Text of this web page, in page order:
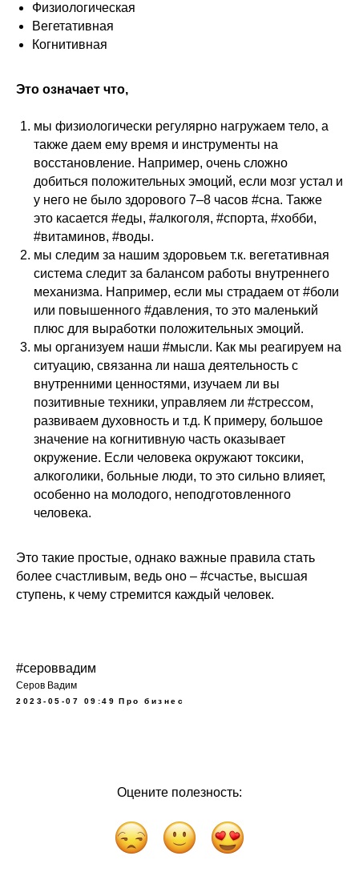
Физиологическая
Вегетативная
Когнитивная
Это означает что,
мы физиологически регулярно нагружаем тело, а
также даем ему время и инструменты на
восстановление. Например, очень сложно
добиться положительных эмоций, если мозг устал и
у него не было здорового 7–8 часов #сна. Также
это касается #еды, #алкоголя, #спорта, #хобби,
#витаминов, #воды.
мы следим за нашим здоровьем т.к. вегетативная
система следит за балансом работы внутреннего
механизма. Например, если мы страдаем от #боли
или повышенного #давления, то это маленький
плюс для выработки положительных эмоций.
мы организуем наши #мысли. Как мы реагируем на
ситуацию, связанна ли наша деятельность с
внутренними ценностями, изучаем ли вы
позитивные техники, управляем ли #стрессом,
развиваем духовность и т.д. К примеру, большое
значение на когнитивную часть оказывает
окружение. Если человека окружают токсики,
алкоголики, больные люди, то это сильно влияет,
особенно на молодого, неподготовленного
человека.
Это такие простые, однако важные правила стать
более счастливым, ведь оно – #счастье, высшая
ступень, к чему стремится каждый человек.
#сероввадим
Серов Вадим
2023-05-07 09:49 Про бизнес
Оцените полезность: